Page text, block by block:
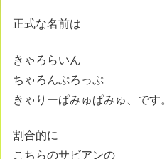
正式な名前は
きゃろらいん
ちゃろんぷろっぷ
きゃりーぱみゅぱみゅ、です。
割合的に
こちらのサビアンの